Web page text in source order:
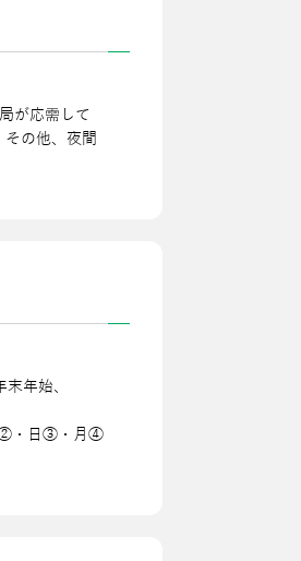
が応需して
の他、夜間
年始、
②・⽇③・⽉④